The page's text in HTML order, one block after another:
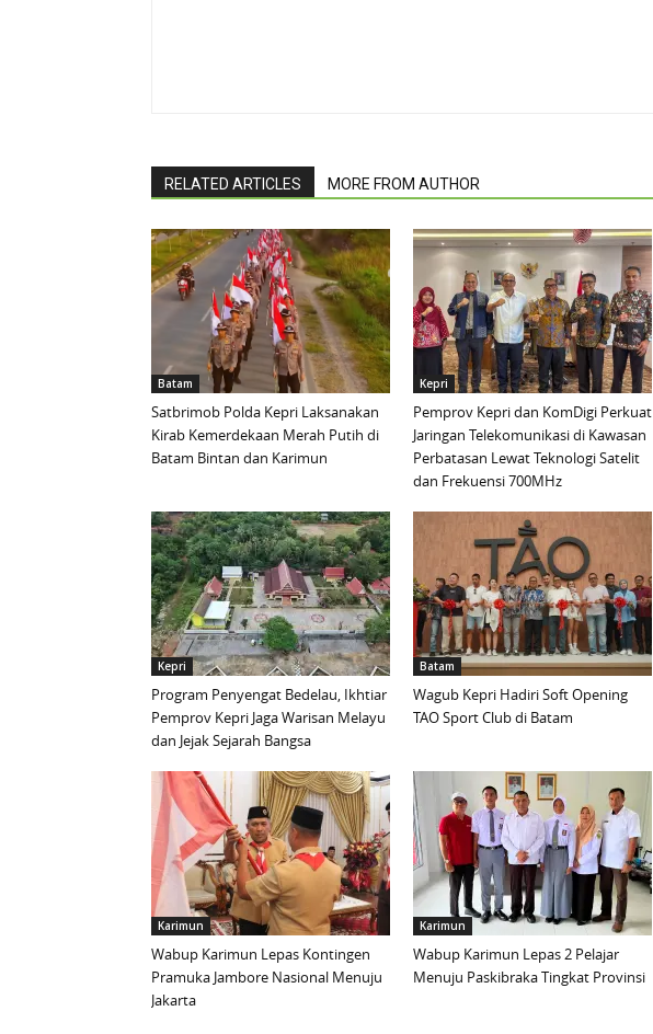
RELATED ARTICLES MORE FROM AUTHOR
Batam
Satbrimob Polda Kepri Laksanakan
Kirab Kemerdekaan Merah Putih di
Batam Bintan dan Karimun
Kepri
Pemprov Kepri dan KomDigi Perkuat
Jaringan Telekomunikasi di Kawasan
Perbatasan Lewat Teknologi Satelit
dan Frekuensi 700MHz
Kepri
Program Penyengat Bedelau, Ikhtiar
Pemprov Kepri Jaga Warisan Melayu
dan Jejak Sejarah Bangsa
Batam
Wagub Kepri Hadiri Soft Opening
TAO Sport Club di Batam
Karimun
Wabup Karimun Lepas Kontingen
Pramuka Jambore Nasional Menuju
Jakarta
Karimun
Wabup Karimun Lepas 2 Pelajar
Menuju Paskibraka Tingkat Provinsi